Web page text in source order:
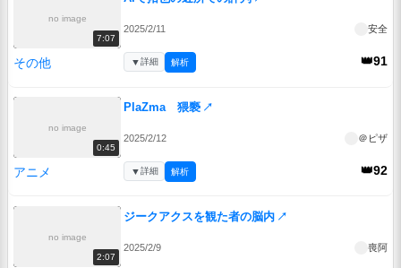
no image
7:07
2025/2/11 安全
その他 👑91
▼詳細 解析
no image
0:45
PlaZma 猥褻 ↗
2025/2/12 ＠ピザ
アニメ 👑92
▼詳細 解析
no image
2:07
ジークアクスを観た者の脳内 ↗
2025/2/9 喪阿